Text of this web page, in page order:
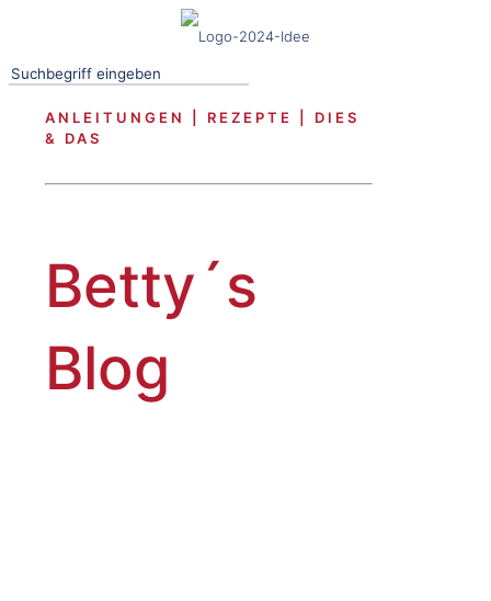
ANLEITUNGEN | REZEPTE | DIES
& DAS
Betty´s
Blog